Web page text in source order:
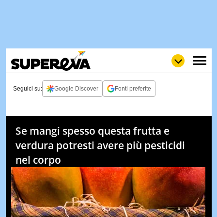
WOW
POP
NEWS
& TV
QUIZ
Seguici su: Google Discover Fonti preferite
Se mangi spesso questa frutta e
verdura potresti avere più pesticidi
nel corpo